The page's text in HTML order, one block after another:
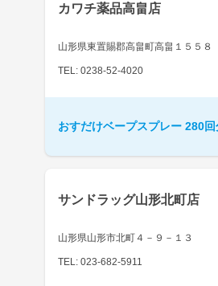
カワチ薬品高畠店
山形県東置賜郡高畠町高畠１５５８
TEL: 0238-52-4020
おすだけベープスプレー 280回
サンドラッグ山形北町店
山形県山形市北町４－９－１３
TEL: 023-682-5911